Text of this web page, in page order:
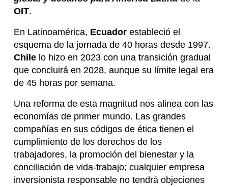
OIT.
En Latinoamérica, Ecuadorestableció el
esquema de la jornada de 40 horas desde 1997.
Chilelo hizo en 2023 con una transición gradual
que concluirá en 2028, aunque su límite legal era
de 45 horas por semana.
Una reforma de esta magnitud nos alinea con las
economías de primer mundo. Las grandes
compañías en sus códigos de ética tienen el
cumplimiento de los derechos de los
trabajadores, la promoción del bienestar y la
conciliación de vida-trabajo; cualquier empresa
inversionista responsable no tendrá objeciones